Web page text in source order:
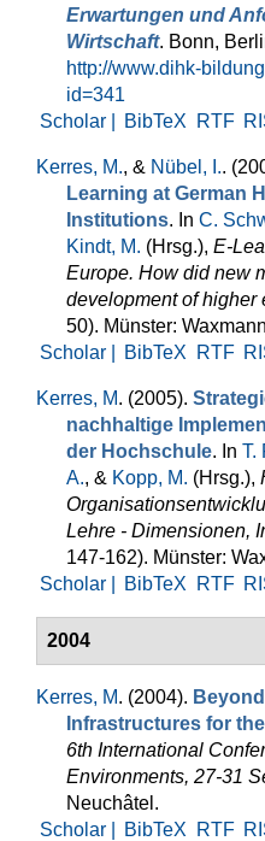
Erwartungen und
Wirtschaft. Bonn,
http://www.dihk-
id=341
Scholar |
BibTeX RTF
Kerres, M., & Nübel, I..
Learning at German
Institutions. In C.
Kindt, M. (Hrsg.), E-
Europe. How did new
development of higher
50). Münster:
Scholar |
BibTeX RTF
Kerres, M. (2005).
nachhaltige
der Hochschule. In T.
A., & Kopp, M. (Hrsg.),
Lehre - Dimensionen,
147-162). Münster:
Scholar |
BibTeX RTF
2004
Kerres, M. (2004).
Infrastructures for
6th International
Environments, 27-31
Neuchâtel.
Scholar |
BibTeX RTF